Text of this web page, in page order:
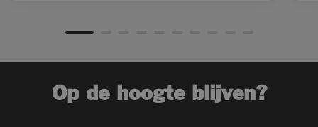
Op de hoogte blijven?